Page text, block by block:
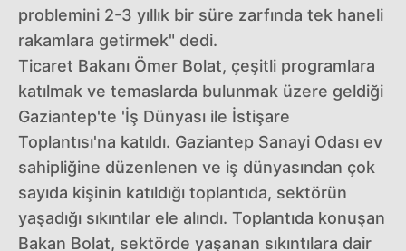
problemini 2-3 yıllık bir süre zarfında tek haneli
rakamlara getirmek" dedi.
Ticaret Bakanı Ömer Bolat, çeşitli programlara
katılmak ve temaslarda bulunmak üzere geldiği
Gaziantep'te 'İş Dünyası ile İstişare
Toplantısı'na katıldı. Gaziantep Sanayi Odası ev
sahipliğine düzenlenen ve iş dünyasından çok
sayıda kişinin katıldığı toplantıda, sektörün
yaşadığı sıkıntılar ele alındı. Toplantıda konuşan
Bakan Bolat, sektörde yaşanan sıkıntılara dair